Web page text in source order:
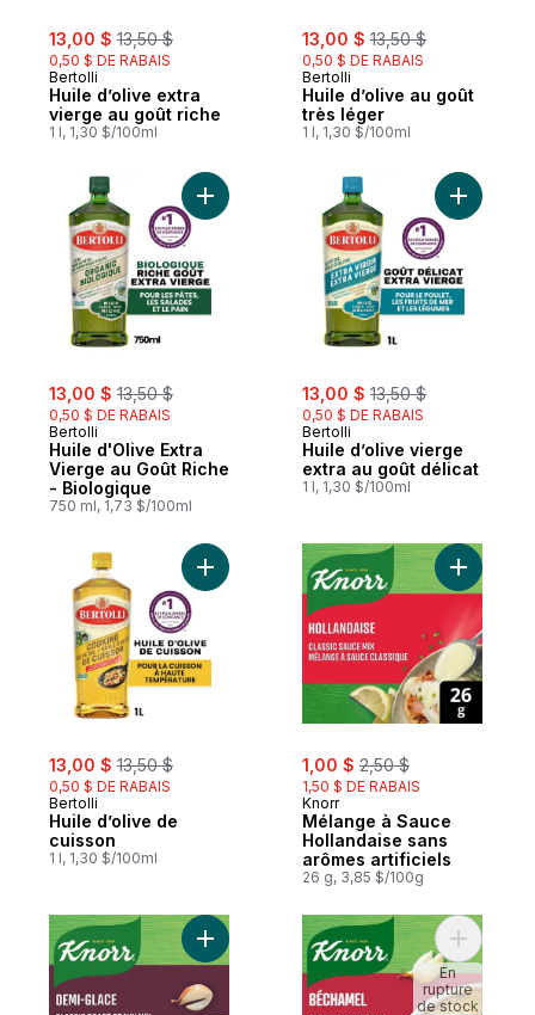
sale:
13,00 $ , formerly:
13,50 $
0,50 $ DE RABAIS
Bertolli
Huile d’olive extra
vierge au goût riche
1 l, 1,30 $/100ml
sale:
13,00 $ , formerly:
13,50 $
0,50 $ DE RABAIS
Bertolli
Huile d’olive au goût
très léger
1 l, 1,30 $/100ml
sale:
13,00 $ , formerly:
13,50 $
0,50 $ DE RABAIS
Bertolli
Huile d'Olive Extra
Vierge au Goût Riche
- Biologique
750 ml, 1,73 $/100ml
Ajouter Huile d'Olive Extra Vierge au
sale:
13,00 $ , formerly:
13,50 $
0,50 $ DE RABAIS
Bertolli
Huile d’olive vierge
extra au goût délicat
1 l, 1,30 $/100ml
Ajouter
sale:
13,00 $ , formerly:
13,50 $
0,50 $ DE RABAIS
Bertolli
Huile d’olive de
cuisson
1 l, 1,30 $/100ml
Ajouter Huile d’olive de cuisson au panier
sale:
1,00 $ , formerly:
2,50 $
1,50 $ DE RABAIS
Knorr
Mélange à Sauce
Hollandaise sans
arômes artificiels
26 g, 3,85 $/100g
En
rupture
de stock